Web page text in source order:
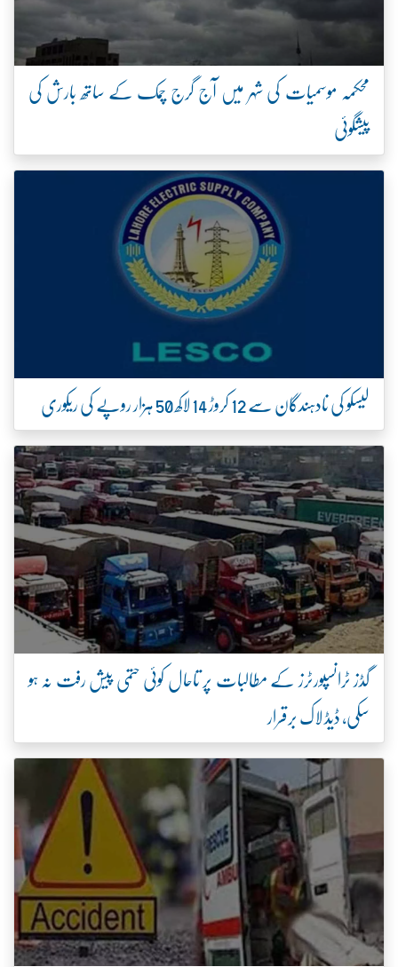
محکمہ موسمیات کی شہر میں آج گرج چمک کے ساتھ بارش کی
پیشگوئی
لیسکو کی نادہندگان سے 12 کروڑ 14 لاکھ 50 ہزار روپے کی ریکوری
گڈز ٹرانسپورٹرز کے مطالبات پر تاحال کوئی حتمی پیش رفت نہ ہو
سکی، ڈیڈ لاک برقرار